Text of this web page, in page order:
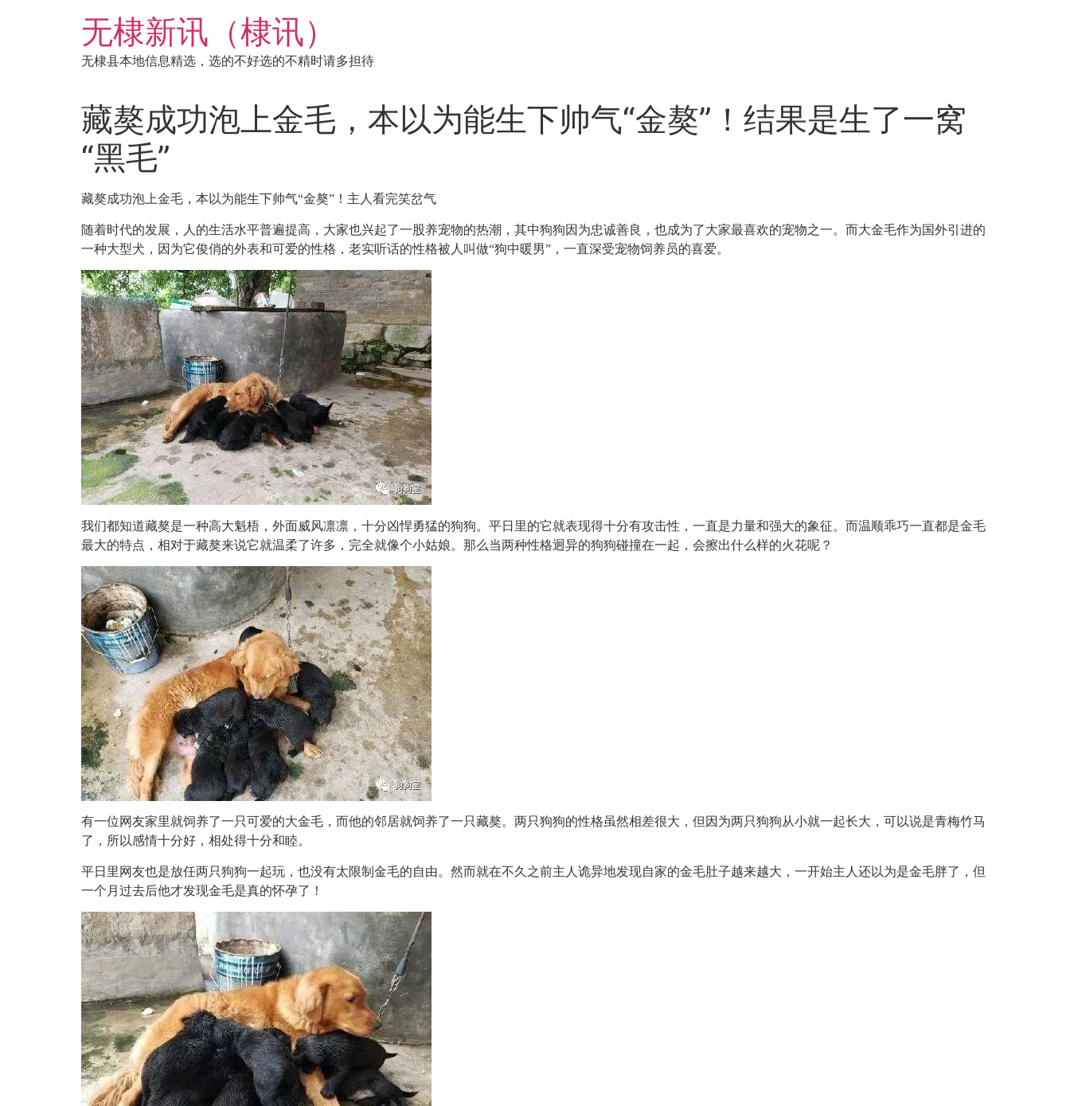
无棣新讯（棣讯）
无棣县本地信息精选，选的不好选的不精时请多担待
藏獒成功泡上金毛，本以为能生下帅气“金獒”！结果是生了一窝
“黑毛”
藏獒成功泡上金毛，本以为能生下帅气“金獒”！主人看完笑岔气
随着时代的发展，人的生活水平普遍提高，大家也兴起了一股养宠物的热潮，其中狗狗因为忠诚善良，也成为了大家最喜欢的宠物之一。而大金毛作为国外引进的
一种大型犬，因为它俊俏的外表和可爱的性格，老实听话的性格被人叫做“狗中暖男”，一直深受宠物饲养员的喜爱。
我们都知道藏獒是一种高大魁梧，外面威风凛凛，十分凶悍勇猛的狗狗。平日里的它就表现得十分有攻击性，一直是力量和强大的象征。而温顺乖巧一直都是金毛
最大的特点，相对于藏獒来说它就温柔了许多，完全就像个小姑娘。那么当两种性格迥异的狗狗碰撞在一起，会擦出什么样的火花呢？
有一位网友家里就饲养了一只可爱的大金毛，而他的邻居就饲养了一只藏獒。两只狗狗的性格虽然相差很大，但因为两只狗狗从小就一起长大，可以说是青梅竹马
了，所以感情十分好，相处得十分和睦。
平日里网友也是放任两只狗狗一起玩，也没有太限制金毛的自由。然而就在不久之前主人诡异地发现自家的金毛肚子越来越大，一开始主人还以为是金毛胖了，但
一个月过去后他才发现金毛是真的怀孕了！